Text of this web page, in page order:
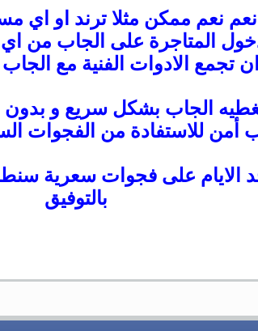
نعم نعم ممكن مثلا ترند او اي
دخول المتاجرة على الجاب من
تجمع الادوات الفنية مع
تغطيه الجاب بشكل سريع و
للاستفادة من الفجوات
الايام على فجوات سعرية
بالتوفيق